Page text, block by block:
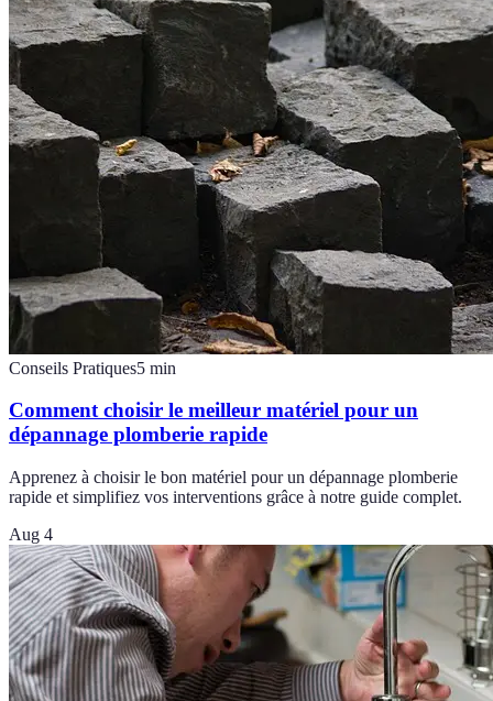
Conseils Pratiques5 min
Comment choisir le meilleur matériel pour un
dépannage plomberie rapide
Apprenez à choisir le bon matériel pour un dépannage plomberie
rapide et simplifiez vos interventions grâce à notre guide complet.
Aug 4